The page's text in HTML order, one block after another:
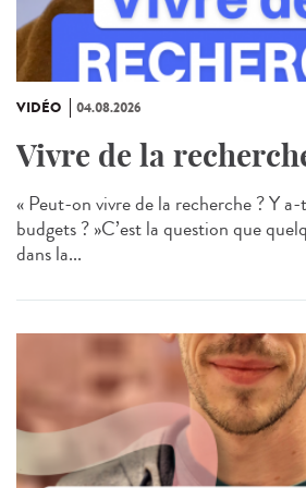
VIDÉO 04.08.2026
Vivre de la
« Peut-on vivre de la recherche ? Y
budgets ? »C’est la question que
dans la...